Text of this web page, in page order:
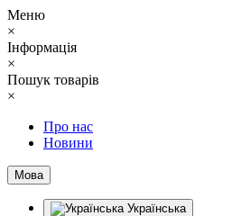
Меню
×
Інформація
×
Пошук товарів
×
Про нас
Новини
Мова
Українська